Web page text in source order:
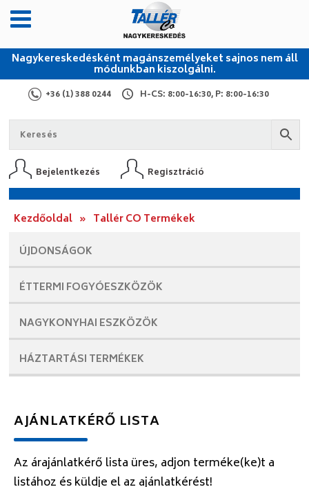
Nagykereskedésként magánszemélyeket sajnos nem áll
módunkban kiszolgálni.
+36 (1) 388 0244 H-CS: 8:00-16:30, P: 8:00-16:30
Bejelentkezés Regisztráció
Kezdőoldal » Tallér CO Termékek
ÚJDONSÁGOK
ÉTTERMI FOGYÓESZKÖZÖK
NAGYKONYHAI ESZKÖZÖK
HÁZTARTÁSI TERMÉKEK
AJÁNLATKÉRŐ LISTA
Az árajánlatkérő lista üres, adjon terméke(ke)t a
listához és küldje el az ajánlatkérést!